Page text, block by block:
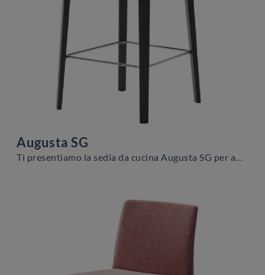
Augusta SG
Ti presentiamo la sedia da cucina Augusta SG per ambientazioni moderne, tra le più esclusive Sedie sgabelli di Veneta Cucine.